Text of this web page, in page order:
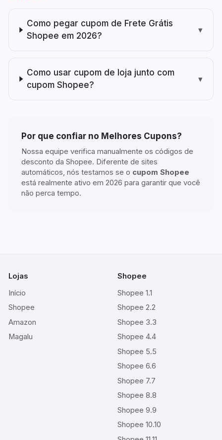
Como pegar cupom de Frete Grátis
Shopee em 2026?
▾
Como usar cupom de loja junto com
cupom Shopee?
▾
Por que confiar no Melhores Cupons?
Nossa equipe verifica manualmente os códigos de
desconto da Shopee. Diferente de sites
automáticos, nós testamos se o cupom Shopee
está realmente ativo em 2026 para garantir que você
não perca tempo.
Lojas
Início
Shopee
Amazon
Magalu
Shopee
Shopee 1.1
Shopee 2.2
Shopee 3.3
Shopee 4.4
Shopee 5.5
Shopee 6.6
Shopee 7.7
Shopee 8.8
Shopee 9.9
Shopee 10.10